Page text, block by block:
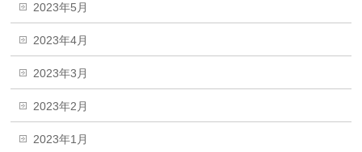
2023年5月
2023年4月
2023年3月
2023年2月
2023年1月